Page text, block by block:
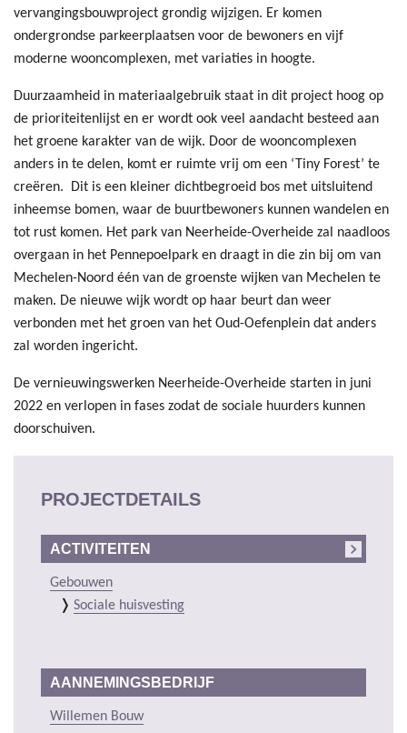
vervangingsbouwproject grondig wijzigen. Er komen
ondergrondse parkeerplaatsen voor de bewoners en vijf
moderne wooncomplexen, met variaties in hoogte.
Duurzaamheid in materiaalgebruik staat in dit project hoog op
de prioriteitenlijst en er wordt ook veel aandacht besteed aan
het groene karakter van de wijk. Door de wooncomplexen
anders in te delen, komt er ruimte vrij om een ‘Tiny Forest’ te
creëren. Dit is een kleiner dichtbegroeid bos met uitsluitend
inheemse bomen, waar de buurtbewoners kunnen wandelen en
tot rust komen. Het park van Neerheide-Overheide zal naadloos
overgaan in het Pennepoelpark en draagt in die zin bij om van
Mechelen-Noord één van de groenste wijken van Mechelen te
maken. De nieuwe wijk wordt op haar beurt dan weer
verbonden met het groen van het Oud-Oefenplein dat anders
zal worden ingericht.
De vernieuwingswerken Neerheide-Overheide starten in juni
2022 en verlopen in fases zodat de sociale huurders kunnen
doorschuiven.
PROJECTDETAILS
ACTIVITEITEN
Gebouwen
Sociale huisvesting
AANNEMINGSBEDRIJF
Willemen Bouw